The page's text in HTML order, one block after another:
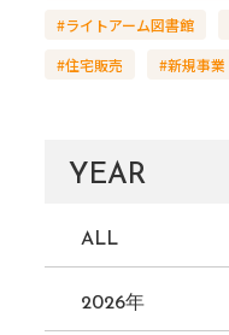
#ライトアーム図書館
#住宅販売
#新規事業
YEAR
ALL
2026年